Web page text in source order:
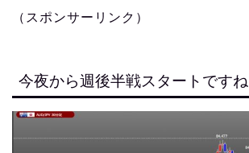
（スポンサーリンク）
今夜から週後半戦スタートですね